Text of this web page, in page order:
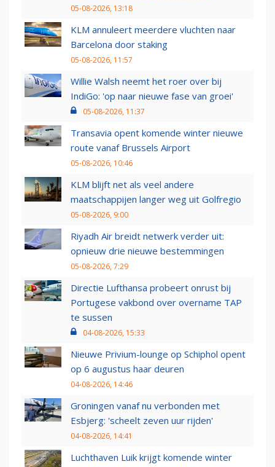
05-08-2026, 13:18
KLM annuleert meerdere vluchten naar
Barcelona door staking
05-08-2026, 11:57
Willie Walsh neemt het roer over bij
IndiGo: 'op naar nieuwe fase van groei'
05-08-2026, 11:37
Transavia opent komende winter nieuwe
route vanaf Brussels Airport
05-08-2026, 10:46
KLM blijft net als veel andere
maatschappijen langer weg uit Golfregio
05-08-2026, 9:00
Riyadh Air breidt netwerk verder uit:
opnieuw drie nieuwe bestemmingen
05-08-2026, 7:29
Directie Lufthansa probeert onrust bij
Portugese vakbond over overname TAP
te sussen
04-08-2026, 15:33
Nieuwe Privium-lounge op Schiphol opent
op 6 augustus haar deuren
04-08-2026, 14:46
Groningen vanaf nu verbonden met
Esbjerg: 'scheelt zeven uur rijden'
04-08-2026, 14:41
Luchthaven Luik krijgt komende winter